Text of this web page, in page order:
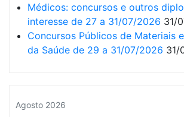
Médicos: concursos e outros
interesse de 27 a 31/07/2026 31/
Concursos Públicos de Materiais
da Saúde de 29 a 31/07/2026 31/
Agosto 2026